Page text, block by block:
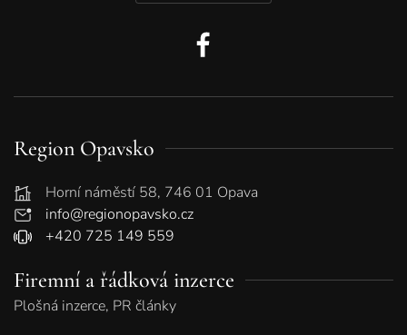
Region Opavsko
Horní náměstí 58, 746 01 Opava
info@regionopavsko.cz
+420 725 149 559
Firemní a řádková inzerce
Plošná inzerce, PR články